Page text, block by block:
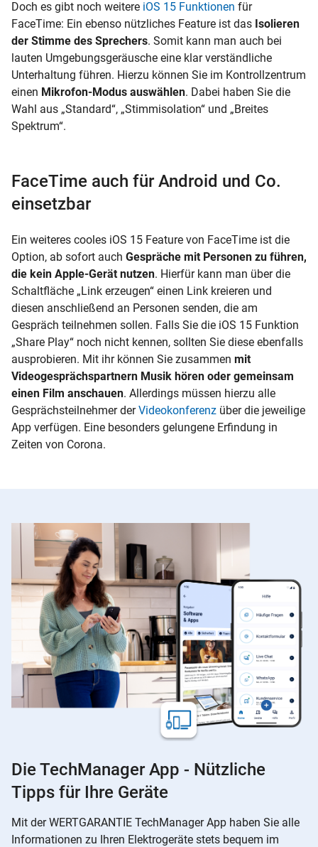
Doch es gibt noch weitere iOS 15 Funktionen für
FaceTime: Ein ebenso nützliches Feature ist das Isolieren
der Stimme des Sprechers. Somit kann man auch bei
lauten Umgebungsgeräusche eine klar verständliche
Unterhaltung führen. Hierzu können Sie im Kontrollzentrum
einen Mikrofon-Modus auswählen. Dabei haben Sie die
Wahl aus „Standard“, „Stimmisolation“ und „Breites
Spektrum“.
FaceTime auch für Android und Co.
einsetzbar
Ein weiteres cooles iOS 15 Feature von FaceTime ist die
Option, ab sofort auch Gespräche mit Personen zu führen,
die kein Apple-Gerät nutzen. Hierfür kann man über die
Schaltfläche „Link erzeugen“ einen Link kreieren und
diesen anschließend an Personen senden, die am
Gespräch teilnehmen sollen. Falls Sie die iOS 15 Funktion
„Share Play“ noch nicht kennen, sollten Sie diese ebenfalls
ausprobieren. Mit ihr können Sie zusammen mit
Videogesprächspartnern Musik hören oder gemeinsam
einen Film anschauen. Allerdings müssen hierzu alle
Gesprächsteilnehmer derVideokonferenz über die jeweilige
App verfügen. Eine besonders gelungene Erfindung in
Zeiten von Corona.
Die TechManager App - Nützliche
Tipps für Ihre Geräte
Mit der WERTGARANTIE TechManager App haben Sie alle
Informationen zu Ihren Elektrogeräte stets bequem im